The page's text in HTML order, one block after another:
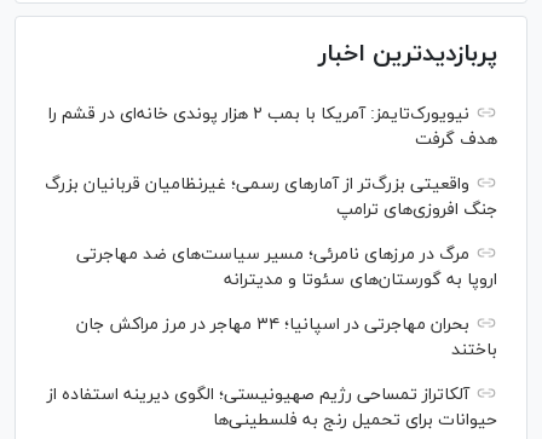
پربازدیدترین اخبار
نیویورک‌تایمز: آمریکا با بمب ۲ هزار پوندی خانه‌ای در قشم را
هدف گرفت
واقعیتی بزرگ‌تر از آمار‌های رسمی؛ غیرنظامیان قربانیان بزرگ
جنگ افروزی‌های ترامپ
مرگ در مرز‌های نامرئی؛ مسیر سیاست‌های ضد مهاجرتی
اروپا به گورستان‌های سئوتا و مدیترانه
بحران مهاجرتی در اسپانیا؛ ۳۴ مهاجر در مرز مراکش جان
باختند
آلکاتراز تمساحی رژیم صهیونیستی؛ الگوی دیرینه استفاده از
حیوانات برای تحمیل رنج به فلسطینی‌ها